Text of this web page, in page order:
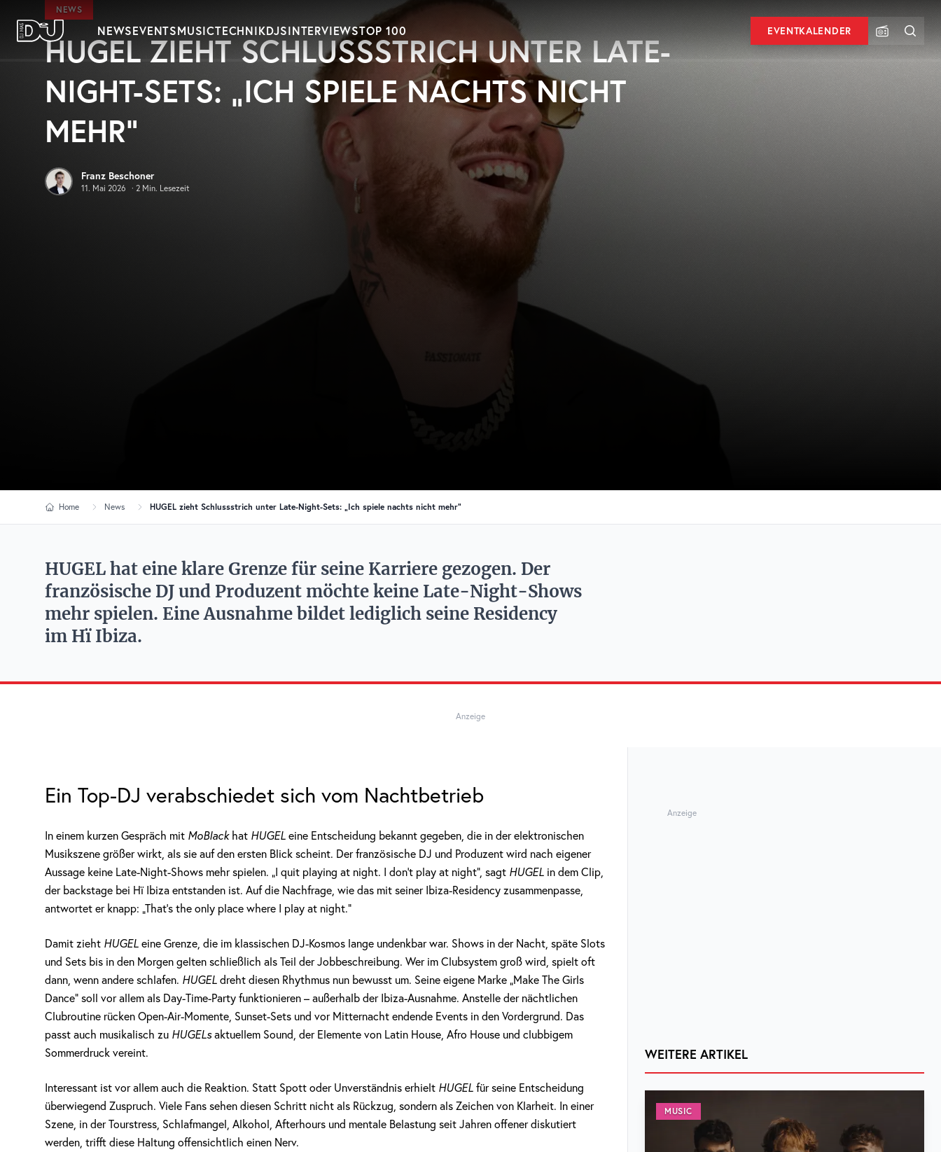
Zum Hauptinhalt springen
DJ Mag Germany
NEWSEVENTSMUSICTECHNIKDJSINTERVIEWSTOP 100 EVENTKALENDER
NEWS
HUGEL ZIEHT SCHLUSSSTRICH UNTER LATE-
NIGHT-SETS: „ICH SPIELE NACHTS NICHT
MEHR“
Franz Beschoner
11. Mai 2026 · 2 Min. Lesezeit
Home News HUGEL zieht Schlussstrich unter Late-Night-Sets: „Ich spiele nachts nicht mehr“
HUGEL hat eine klare Grenze für seine Karriere gezogen. Der
französische DJ und Produzent möchte keine Late-Night-Shows
mehr spielen. Eine Ausnahme bildet lediglich seine Residency
im Hï Ibiza.
Anzeige
Ein Top-DJ verabschiedet sich vom Nachtbetrieb
In einem kurzen Gespräch mit MoBlack hat HUGEL eine Entscheidung bekannt gegeben, die in der elektronischen
Musikszene größer wirkt, als sie auf den ersten Blick scheint. Der französische DJ und Produzent wird nach eigener
Aussage keine Late-Night-Shows mehr spielen. „I quit playing at night. I don’t play at night“, sagt HUGEL in dem Clip,
der backstage bei Hï Ibiza entstanden ist. Auf die Nachfrage, wie das mit seiner Ibiza-Residency zusammenpasse,
antwortet er knapp: „That’s the only place where I play at night.“
Damit zieht HUGEL eine Grenze, die im klassischen DJ-Kosmos lange undenkbar war. Shows in der Nacht, späte Slots
und Sets bis in den Morgen gelten schließlich als Teil der Jobbeschreibung. Wer im Clubsystem groß wird, spielt oft
dann, wenn andere schlafen. HUGEL dreht diesen Rhythmus nun bewusst um. Seine eigene Marke „Make The Girls
Dance“ soll vor allem als Day-Time-Party funktionieren – außerhalb der Ibiza-Ausnahme. Anstelle der nächtlichen
Clubroutine rücken Open-Air-Momente, Sunset-Sets und vor Mitternacht endende Events in den Vordergrund. Das
passt auch musikalisch zu HUGELsaktuellem Sound, der Elemente von Latin House, Afro House und clubbigem
Sommerdruck vereint.
Interessant ist vor allem auch die Reaktion. Statt Spott oder Unverständnis erhielt HUGEL für seine Entscheidung
überwiegend Zuspruch. Viele Fans sehen diesen Schritt nicht als Rückzug, sondern als Zeichen von Klarheit. In einer
Szene, in der Tourstress, Schlafmangel, Alkohol, Afterhours und mentale Belastung seit Jahren offener diskutiert
werden, trifft diese Haltung offensichtlich einen Nerv.
Anzeige
WEITERE ARTIKEL
MUSIC